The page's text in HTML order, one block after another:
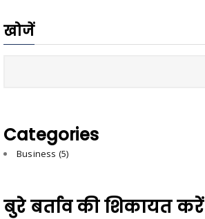
खोजें
Categories
Business (5)
बुरे बर्ताव की शिकायत करें